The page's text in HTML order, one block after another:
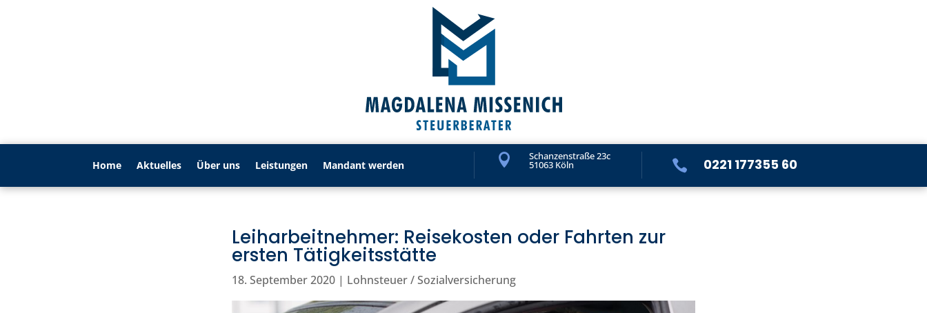
Home Aktu­elles Über uns Leistungen Mandant werden  Schanzenstraße 23c
51063 Köln  0221 177355 60
Leiharbeitnehmer: Reisekosten oder Fahrten zur
ersten Tätigkeitsstätte
18. September 2020 | Lohnsteuer / Sozialversicherung